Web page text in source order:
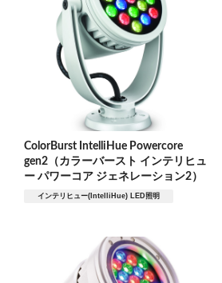
ColorBurst IntelliHue Powercore
gen2（カラーバースト インテリヒュ
ー パワーコア ジェネレーション2）
インテリヒュー(IntelliHue) LED照明